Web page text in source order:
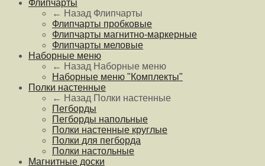
Флипчарты
← Назад Флипчарты
Флипчарты пробковые
Флипчарты магнитно-маркерные
Флипчарты меловые
Наборные меню
← Назад Наборные меню
Наборные меню "Комплекты"
Полки настенные
← Назад Полки настенные
Пегборды
Пегборды напольные
Полки настенные круглые
Полки для пегборда
Полки настольные
Магнитные доски